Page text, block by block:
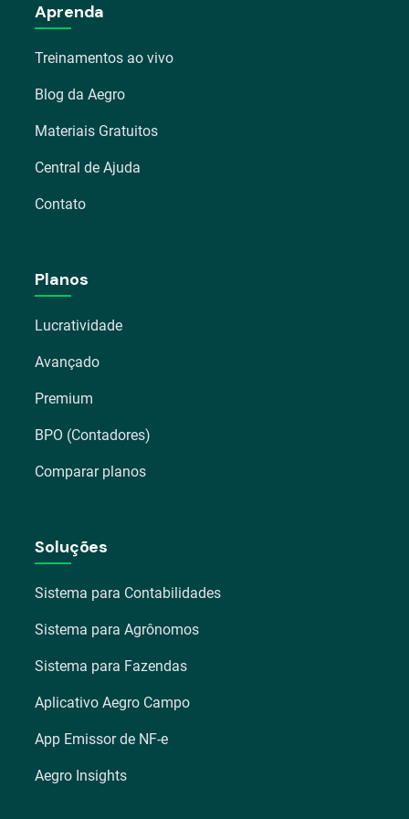
Aprenda
Treinamentos ao vivo
Blog da Aegro
Materiais Gratuitos
Central de Ajuda
Contato
Planos
Lucratividade
Avançado
Premium
BPO (Contadores)
Comparar planos
Soluções
Sistema para Contabilidades
Sistema para Agrônomos
Sistema para Fazendas
Aplicativo Aegro Campo
App Emissor de NF-e
Aegro Insights